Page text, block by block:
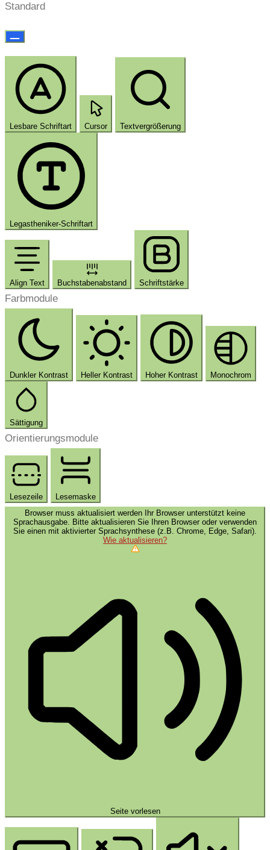
Standard
Lesbare Schriftart Cursor Textvergrößerung
Legastheniker-Schriftart
Align Text Buchstabenabstand Schriftstärke
Farbmodule
Dunkler Kontrast Heller Kontrast Hoher Kontrast Monochrom
Sättigung
Orientierungsmodule
Lesezeile
Lesemaske
Browser muss aktualisiert werden
Ihr Browser unterstützt keine
Sprachausgabe. Bitte aktualisieren Sie Ihren Browser oder verwenden
Sie einen mit aktivierter Sprachsynthese (z.B. Chrome, Edge, Safari).
Wie aktualisieren?
Seite vorlesen